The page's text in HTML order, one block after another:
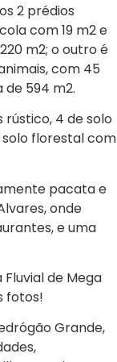
2 prédios
com 19 m2 e
m2; o outro é
com 45
594 m2.
4 de solo
florestal com
pacata e
onde
e uma
de Mega
fotos!
Grande,